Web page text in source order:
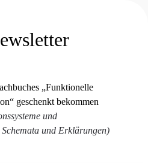
„Funktionelle
geschenkt bekommen
und
und Erklärungen)